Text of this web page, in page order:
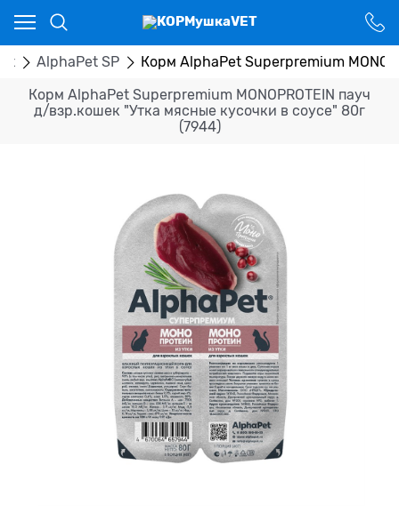
AlphaPet SP Корм AlphaPet Superpremium
Корм AlphaPet Superpremium MONOPROTEIN пауч
д/взр.кошек "Утка мясные кусочки в соусе" 80г
(7944)
Ваш город - Костанай,
угадали?
ДА НЕТ